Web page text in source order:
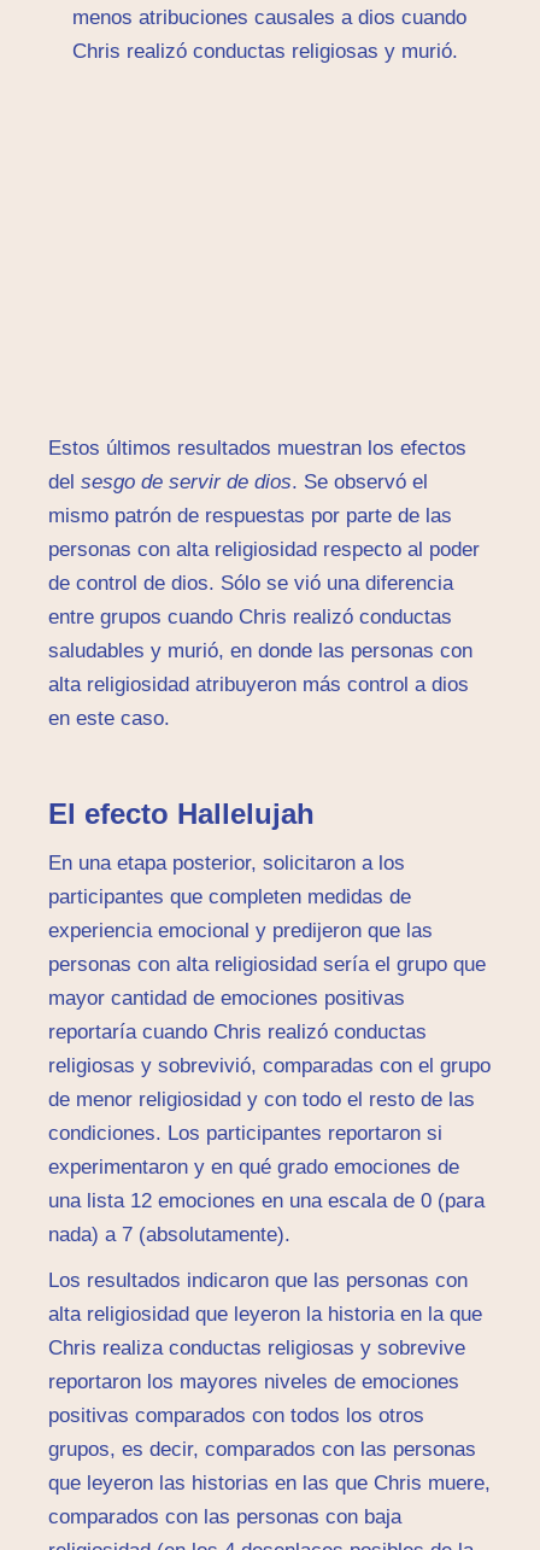
menos atribuciones causales a dios cuando
Chris realizó conductas religiosas y murió.
Estos últimos resultados muestran los efectos
del sesgo de servir de dios. Se observó el
mismo patrón de respuestas por parte de las
personas con alta religiosidad respecto al poder
de control de dios. Sólo se vió una diferencia
entre grupos cuando Chris realizó conductas
saludables y murió, en donde las personas con
alta religiosidad atribuyeron más control a dios
en este caso.
El efecto Hallelujah
En una etapa posterior, solicitaron a los
participantes que completen medidas de
experiencia emocional y predijeron que las
personas con alta religiosidad sería el grupo que
mayor cantidad de emociones positivas
reportaría cuando Chris realizó conductas
religiosas y sobrevivió, comparadas con el grupo
de menor religiosidad y con todo el resto de las
condiciones. Los participantes reportaron si
experimentaron y en qué grado emociones de
una lista 12 emociones en una escala de 0 (para
nada) a 7 (absolutamente).
Los resultados indicaron que las personas con
alta religiosidad que leyeron la historia en la que
Chris realiza conductas religiosas y sobrevive
reportaron los mayores niveles de emociones
positivas comparados con todos los otros
grupos, es decir, comparados con las personas
que leyeron las historias en las que Chris muere,
comparados con las personas con baja